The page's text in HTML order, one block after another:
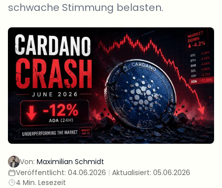
schwache Stimmung belasten.
Von: Maximilian Schmidt
Veröffentlicht: 04.06.2026 | Aktualisiert: 05.06.2026
4 Min. Lesezeit